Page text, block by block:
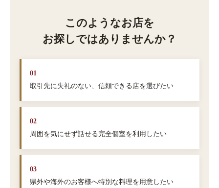
このようなお店を
お探しではありませんか？
01
取引先に失礼のない、信頼できる店を選びたい
02
周囲を気にせず話せる完全個室を利用したい
03
県外や海外のお客様へ特別な料理を用意したい